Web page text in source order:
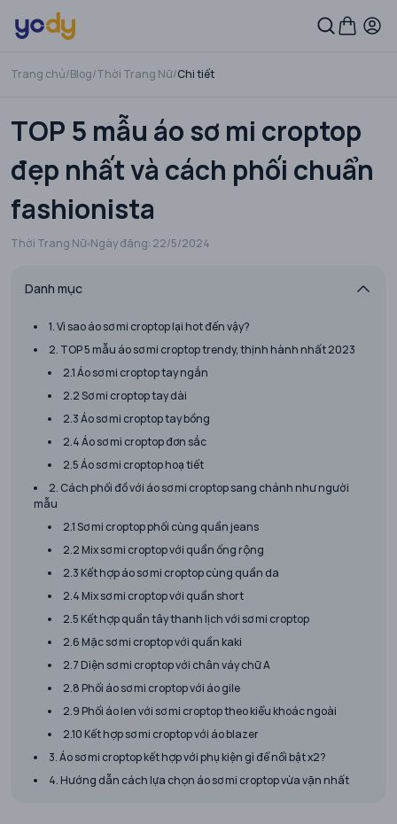
Trang chủ/Blog/Thời Trang Nữ/Chi tiết
TOP 5 mẫu áo sơ mi croptop
đẹp nhất và cách phối chuẩn
fashionista
Thời Trang Nữ Ngày đăng: 22/5/2024
Danh mục
1. Vì sao áo sơ mi croptop lại hot đến vậy?
2. TOP 5 mẫu áo sơ mi croptop trendy, thịnh hành nhất 2023
2.1 Áo sơ mi croptop tay ngắn
2.2 Sơ mi croptop tay dài
2.3 Áo sơ mi croptop tay bồng
2.4 Áo sơ mi croptop đơn sắc
2.5 Áo sơ mi croptop hoạ tiết
2. Cách phối đồ với áo sơ mi croptop sang chảnh như người
mẫu
2.1 Sơ mi croptop phối cùng quần jeans
2.2 Mix sơ mi croptop với quần ống rộng
2.3 Kết hợp áo sơ mi croptop cùng quần da
2.4 Mix sơ mi croptop với quần short
2.5 Kết hợp quần tây thanh lịch với sơ mi croptop
2.6 Mặc sơ mi croptop với quần kaki
2.7 Diện sơ mi croptop với chân váy chữ A
2.8 Phối áo sơ mi croptop với áo gile
2.9 Phối áo len với sơ mi croptop theo kiểu khoác ngoài
2.10 Kết hợp sơ mi croptop với áo blazer
3. Áo sơ mi croptop kết hợp với phụ kiện gì để nổi bật x2?
4. Hướng dẫn cách lựa chọn áo sơ mi croptop vừa vặn nhất